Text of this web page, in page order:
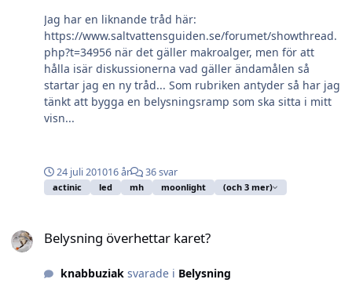
Jag har en liknande tråd här:
https://www.saltvattensguiden.se/forumet/showthread.
php?t=34956 när det gäller makroalger, men för att
hålla isär diskussionerna vad gäller ändamålen så
startar jag en ny tråd... Som rubriken antyder så har jag
tänkt att bygga en belysningsramp som ska sitta i mitt
visn...
24 juli 201016 år 36 svar
actinic led mh moonlight (och 3 mer)
Belysning överhettar karet?
knabbuziaksvarade i Belysning